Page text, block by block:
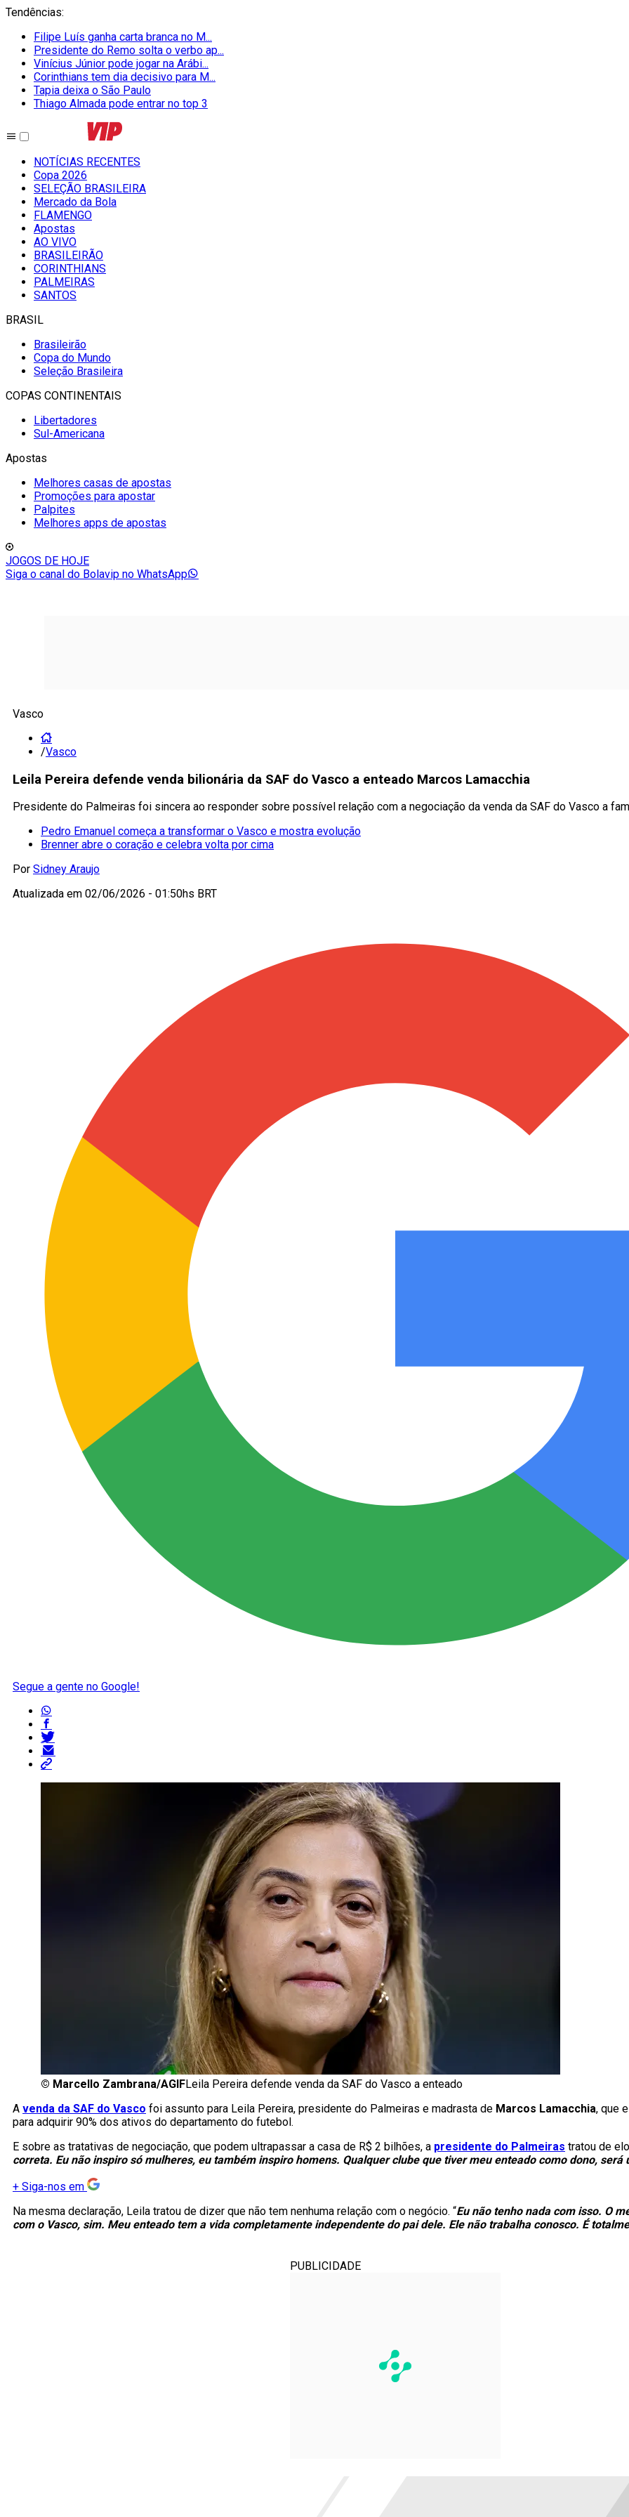
Tendências:
Filipe Luís ganha carta branca no M...
Presidente do Remo solta o verbo ap...
Vinícius Júnior pode jogar na Arábi...
Corinthians tem dia decisivo para M...
Tapia deixa o São Paulo
Thiago Almada pode entrar no top 3
NOTÍCIAS RECENTES
Copa 2026
SELEÇÃO BRASILEIRA
Mercado da Bola
FLAMENGO
Apostas
AO VIVO
BRASILEIRÃO
CORINTHIANS
PALMEIRAS
SANTOS
BRASIL
Brasileirão
Copa do Mundo
Seleção Brasileira
COPAS CONTINENTAIS
Libertadores
Sul-Americana
Apostas
Melhores casas de apostas
Promoções para apostar
Palpites
Melhores apps de apostas
JOGOS DE HOJE
Siga o canal do Bolavip no WhatsApp
Vasco
/Vasco
Leila Pereira defende venda bilionária da SAF do Vasco a enteado Marcos Lamacchia
Presidente do Palmeiras foi sincera ao responder sobre possível relação com a negociação da venda da SAF do Vasco a
Pedro Emanuel começa a transformar o Vasco e mostra evolução
Brenner abre o coração e celebra volta por cima
Por Sidney Araujo
Atualizada em 02/06/2026 - 01:50hs BRT
Segue a gente no Google!
© Marcello Zambrana/AGIFLeila Pereira defende venda da SAF do Vasco a enteado
A venda da SAF do Vasco foi assunto para Leila Pereira, presidente do Palmeiras e madrasta de Marcos Lamacchia, que
para adquirir 90% dos ativos do departamento do futebol.
E sobre as tratativas de negociação, que podem ultrapassar a casa de R$ 2 bilhões, a presidente do Palmeiras tratou de
correta. Eu não inspiro só mulheres, eu também inspiro homens. Qualquer clube que tiver meu enteado como dono, será
+ Siga-nos em
Na mesma declaração, Leila tratou de dizer que não tem nenhuma relação com o negócio. “Eu não tenho nada com isso. O
com o Vasco, sim. Meu enteado tem a vida completamente independente do pai dele. Ele não trabalha conosco. É
PUBLICIDADE